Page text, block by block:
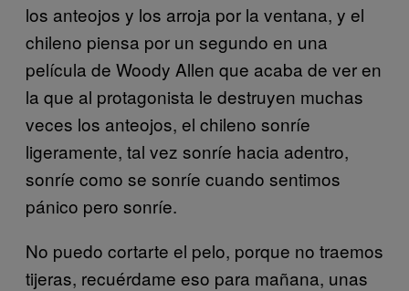
los anteojos y los arroja por la ventana, y el
chileno piensa por un segundo en una
película de Woody Allen que acaba de ver en
la que al protagonista le destruyen muchas
veces los anteojos, el chileno sonríe
ligeramente, tal vez sonríe hacia adentro,
sonríe como se sonríe cuando sentimos
pánico pero sonríe.
No puedo cortarte el pelo, porque no traemos
tijeras, recuérdame eso para mañana, unas